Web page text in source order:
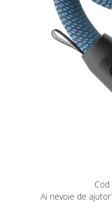
Saboti de frana
Schimbatoare viteze
Ai nevoie de